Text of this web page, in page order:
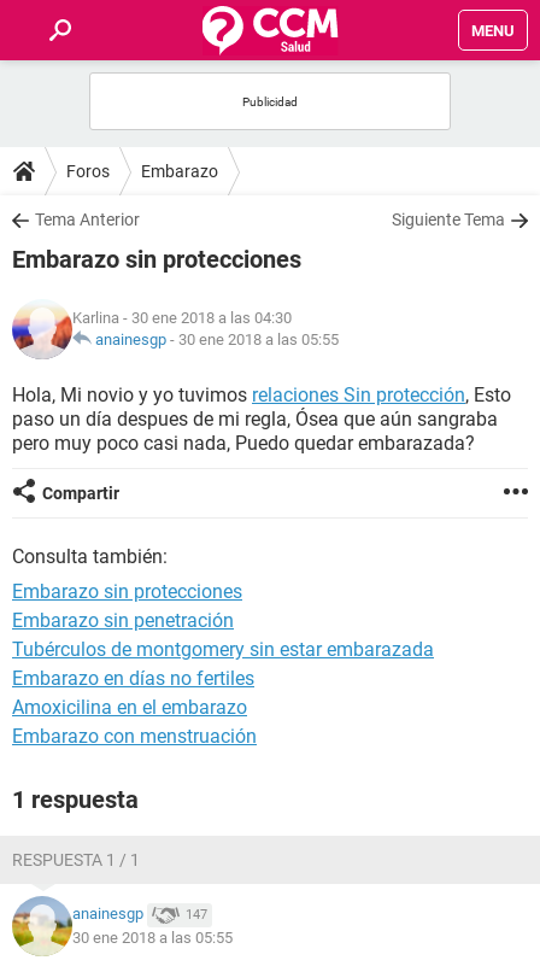
MENU
FOROS
SALUD
NUTRICIÓN
BIENESTAR
Foros Embarazo
Tema Anterior Siguiente Tema
Embarazo sin protecciones
Karlina - 30 ene 2018 a las 04:30
anainesgp - 30 ene 2018 a las 05:55
Hola, Mi novio y yo tuvimos relaciones Sin protección, Esto
paso un día despues de mi regla, Ósea que aún sangraba
pero muy poco casi nada, Puedo quedar embarazada?
Compartir
Consulta también:
Embarazo sin protecciones
Embarazo sin penetración
Tubérculos de montgomery sin estar embarazada
Embarazo en días no fertiles
Amoxicilina en el embarazo
Embarazo con menstruación
1 respuesta
RESPUESTA 1 / 1
anainesgp 147
30 ene 2018 a las 05:55